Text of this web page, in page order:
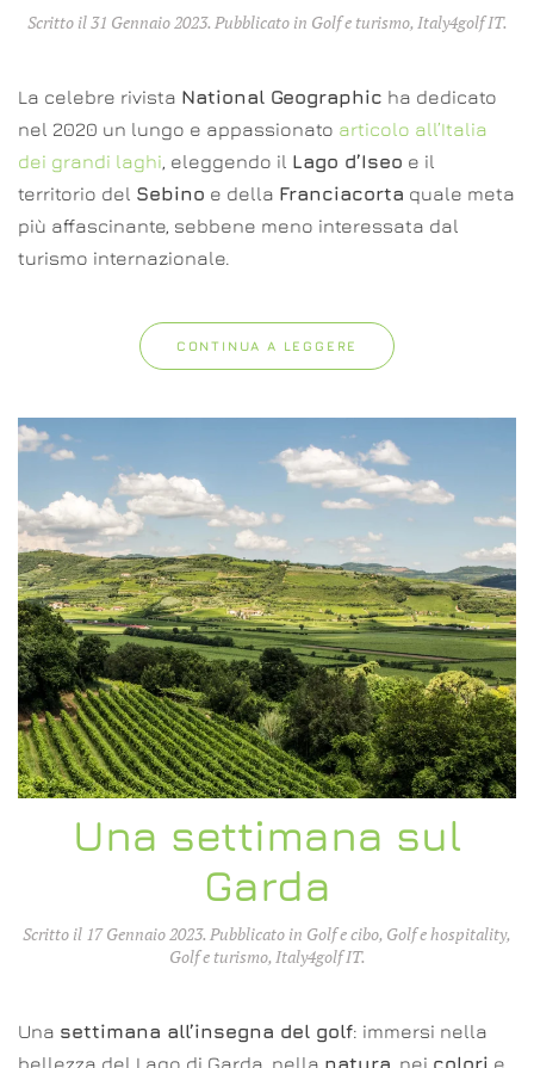
Scritto il31 Gennaio 2023. Pubblicato in Golf e turismo,Italy4golf IT.
La celebre rivista National Geographic ha dedicato
nel 2020 un lungo e appassionato articolo all’Italia
dei grandi laghi, eleggendo il Lago d’Iseo e il
territorio del Sebino e della Franciacorta quale meta
più affascinante, sebbene meno interessata dal
turismo internazionale.
CONTINUA A LEGGERE
Una settimana sul
Garda
Scritto il 17 Gennaio 2023. Pubblicato in Golf e cibo, Golf e hospitality,
Golf e turismo,Italy4golf IT.
Una settimana all’insegna del golf: immersi nella
bellezza del Lago di Garda, nella natura, nei colori e